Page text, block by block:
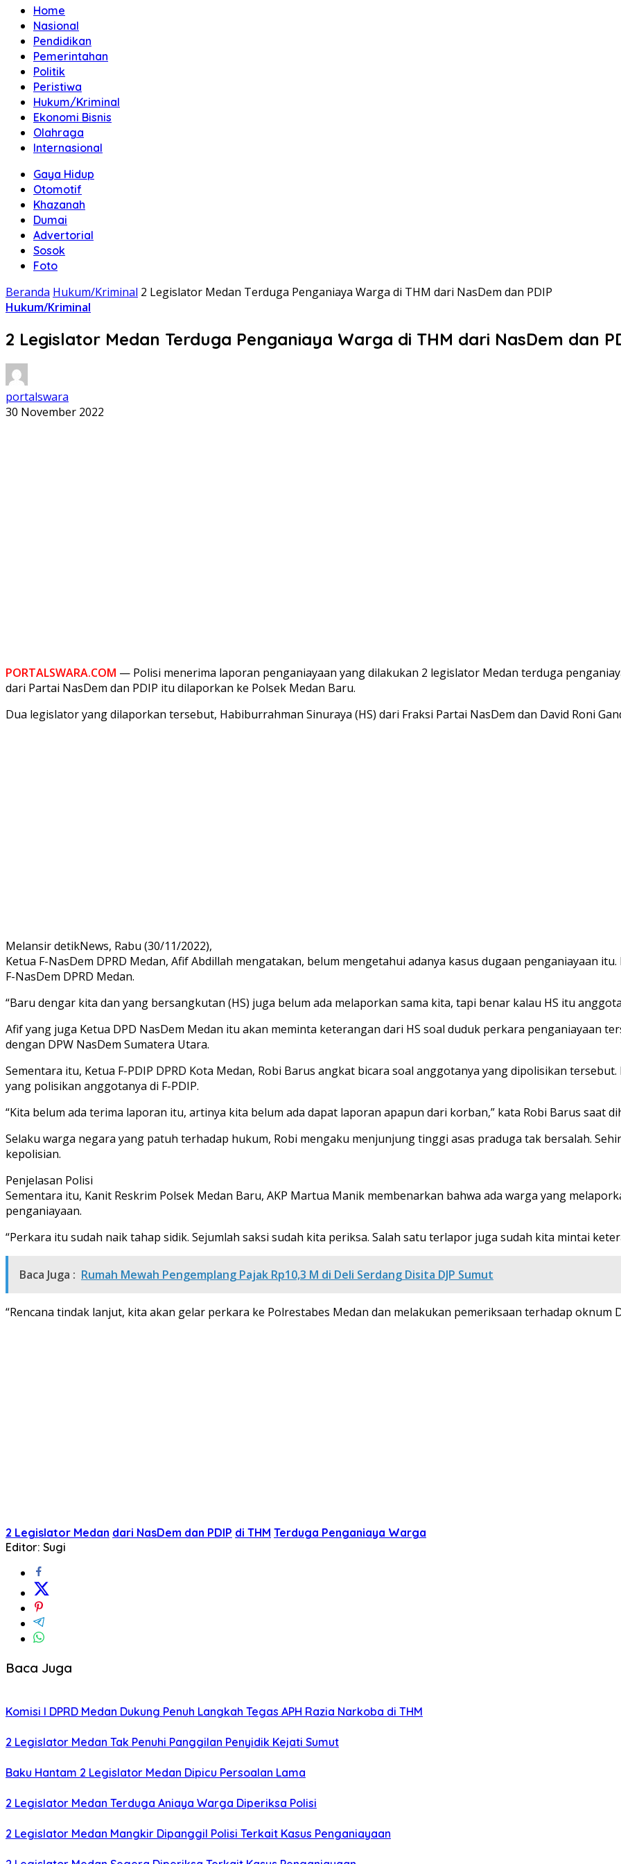
Home
Nasional
Pendidikan
Pemerintahan
Politik
Peristiwa
Hukum/Kriminal
Ekonomi Bisnis
Olahraga
Internasional
Gaya Hidup
Otomotif
Khazanah
Dumai
Advertorial
Sosok
Foto
Beranda Hukum/Kriminal 2 Legislator Medan Terduga Penganiaya Warga di THM dari NasDem dan PDIP
Hukum/Kriminal
2 Legislator Medan Terduga Penganiaya Warga di THM dari NasDem dan
portalswara
30 November 2022
PORTALSWARA.COM — Polisi menerima laporan penganiayaan yang dilakukan 2 legislator Medan terduga
dari Partai NasDem dan PDIP itu dilaporkan ke Polsek Medan Baru.
Dua legislator yang dilaporkan tersebut, Habiburrahman Sinuraya (HS) dari Fraksi Partai NasDem dan David Roni
Melansir detikNews, Rabu (30/11/2022),
Ketua F-NasDem DPRD Medan, Afif Abdillah mengatakan, belum mengetahui adanya kasus dugaan penganiayaan
F-NasDem DPRD Medan.
“Baru dengar kita dan yang bersangkutan (HS) juga belum ada melaporkan sama kita, tapi benar kalau HS itu
Afif yang juga Ketua DPD NasDem Medan itu akan meminta keterangan dari HS soal duduk perkara penganiayaan
dengan DPW NasDem Sumatera Utara.
Sementara itu, Ketua F-PDIP DPRD Kota Medan, Robi Barus angkat bicara soal anggotanya yang dipolisikan
yang polisikan anggotanya di F-PDIP.
“Kita belum ada terima laporan itu, artinya kita belum ada dapat laporan apapun dari korban,” kata Robi Barus saat
Selaku warga negara yang patuh terhadap hukum, Robi mengaku menjunjung tinggi asas praduga tak bersalah.
kepolisian.
Penjelasan Polisi
Sementara itu, Kanit Reskrim Polsek Medan Baru, AKP Martua Manik membenarkan bahwa ada warga yang
penganiayaan.
“Perkara itu sudah naik tahap sidik. Sejumlah saksi sudah kita periksa. Salah satu terlapor juga sudah kita mintai
Baca Juga : Rumah Mewah Pengemplang Pajak Rp10,3 M di Deli Serdang Disita DJP Sumut
“Rencana tindak lanjut, kita akan gelar perkara ke Polrestabes Medan dan melakukan pemeriksaan terhadap oknum
2 Legislator Medan dari NasDem dan PDIP di THM Terduga Penganiaya Warga
Editor: Sugi
Baca Juga
Komisi I DPRD Medan Dukung Penuh Langkah Tegas APH Razia Narkoba di THM
2 Legislator Medan Tak Penuhi Panggilan Penyidik Kejati Sumut
Baku Hantam 2 Legislator Medan Dipicu Persoalan Lama
2 Legislator Medan Terduga Aniaya Warga Diperiksa Polisi
2 Legislator Medan Mangkir Dipanggil Polisi Terkait Kasus Penganiayaan